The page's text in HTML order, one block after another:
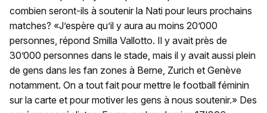
combien seront-ils à soutenir la Nati pour leurs prochains
matches? «J’espère qu’il y aura au moins 20’000
personnes, répond Smilla Vallotto. Il y avait près de
30’000 personnes dans le stade, mais il y avait aussi plein
de gens dans les fan zones à Berne, Zurich et Genève
notamment. On a tout fait pour mettre le football féminin
sur la carte et pour motiver les gens à nous soutenir.» Des